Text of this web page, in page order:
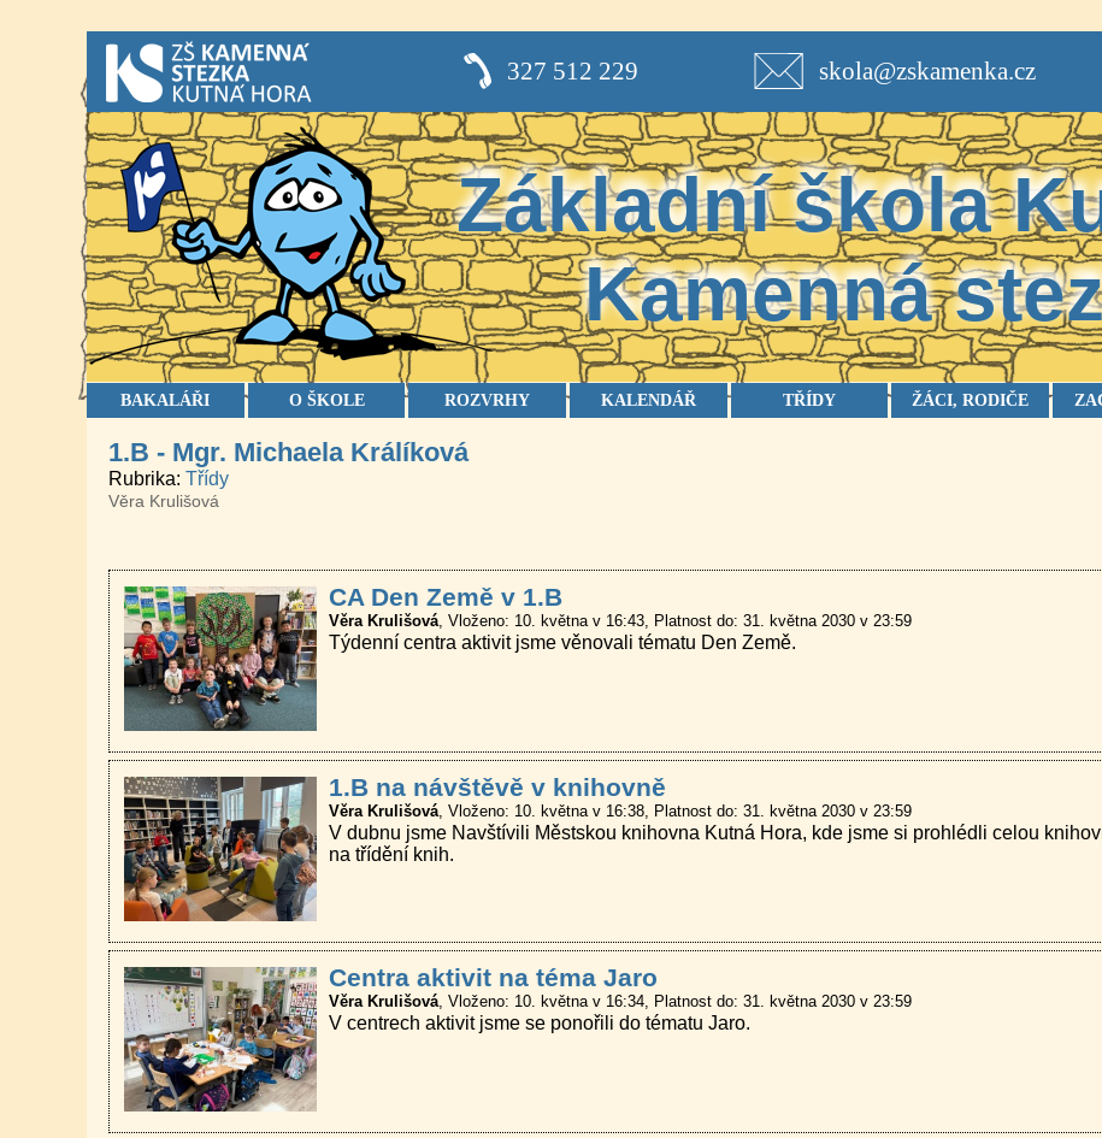
327 512 229 skola@zskamenka.cz
Základní škola
Kamenná
BAKALÁŘI O ŠKOLE ROZVRHY KALENDÁŘ TŘÍDY ŽÁCI, RODIČE
1.B - Mgr. Michaela Králíková
Rubrika Třídy
Věra Krulišová
CA Den Země v 1.B
Věra Krulišová Vloženo: 10. května v 16:43 Platnost do: 31. května 2030 v 23:59
Týdenní centra aktivit jsme věnovali tématu Den Země.
1.B na návštěvě v knihovně
Věra Krulišová Vloženo: 10. května v 16:38 Platnost do: 31. května 2030 v 23:59
V dubnu jsme Navštívili Městskou knihovna Kutná Hora, kde jsme si prohlédli celou
na třídění knih.
Centra aktivit na téma Jaro
Věra Krulišová Vloženo: 10. května v 16:34 Platnost do: 31. května 2030 v 23:59
V centrech aktivit jsme se ponořili do tématu Jaro.